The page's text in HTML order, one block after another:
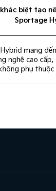
biệt tạo
Sportage
mang
nghệ cao
phụ thuộc